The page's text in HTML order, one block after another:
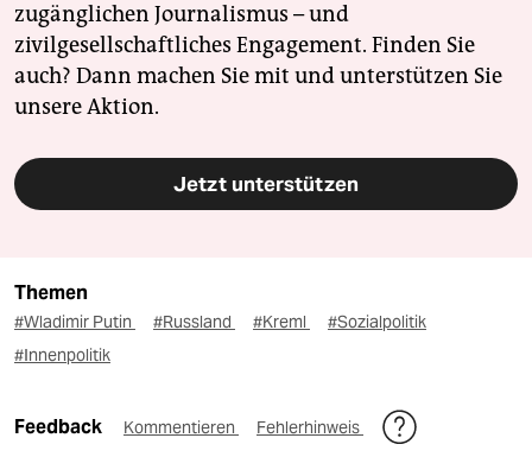
zugänglichen Journalismus – und
zivilgesellschaftliches Engagement. Finden Sie
auch? Dann machen Sie mit und unterstützen Sie
unsere Aktion.
Jetzt unterstützen
Themen
#Wladimir Putin #Russland #Kreml
#Sozialpolitik
#Innenpolitik
Feedback Kommentieren Fehlerhinweis